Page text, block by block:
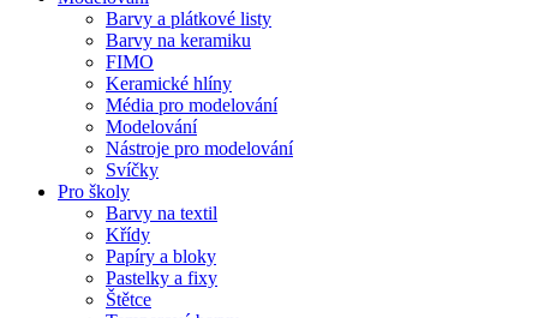
Barvy a plátkové listy
Barvy na keramiku
FIMO
Keramické hlíny
Média pro modelování
Modelování
Nástroje pro modelování
Svíčky
Pro školy
Barvy na textil
Křídy
Papíry a bloky
Pastelky a fixy
Štětce